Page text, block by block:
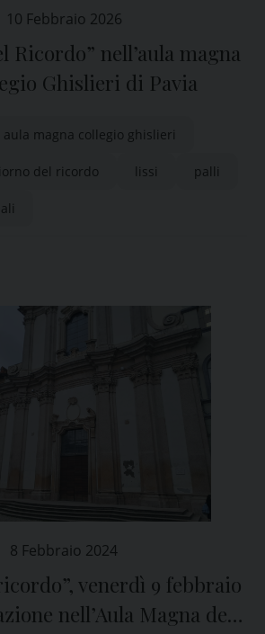
10 Febbraio 2026
Ricordo” nell’aula magna
Ghislieri di Pavia
aula magna collegio ghislieri
del ricordo lissi palli
8 Febbraio 2024
venerdì 9 febbraio
nell’Aula Magna del